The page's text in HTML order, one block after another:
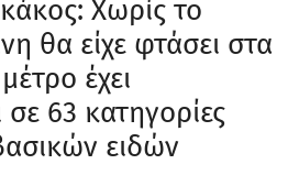
Χωρίς το
θα είχε φτάσει στα
έχει
63 κατηγορίες
ειδών